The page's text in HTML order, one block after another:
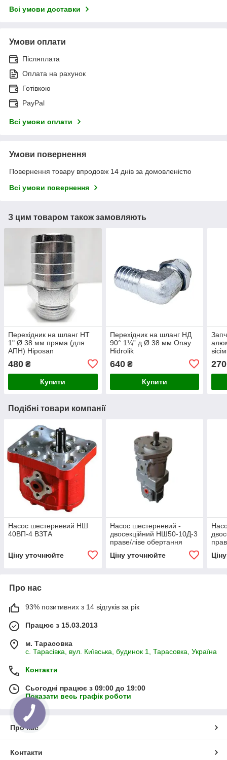
Всі умови доставки
Умови оплати
Післяплата
Оплата на рахунок
Готівкою
PayPal
Всі умови оплати
Умови повернення
Повернення товару впродовж 14 днів за домовленістю
Всі умови повернення
З цим товаром також замовляють
Перехідник на шланг НТ
1" Ø 38 мм пряма (для
АПН) Hiposan
480 ₴
Купити
Перехідник на шланг НД
90° 1¼” д Ø 38 мм Onay
Hidrolik
640₴
Купити
270
Подібні товари компанії
Насос шестерневий НШ
40ВП-4 ВЗТА
Ціну уточнюйте
Насос шестерневий -
двосекційний НШ50-10Д-3
праве/ліве обертання
Ціну уточнюйте
Про нас
93% позитивних з 14 відгуків за рік
Працює з 15.03.2013
м. Тарасовка
с. Тарасівка, вул. Київська, будинок 1, Тарасовка, Україна
Контакти
Сьогодні працює з 09:00 до 19:00
Показати весь графік роботи
Про нас
Контакти